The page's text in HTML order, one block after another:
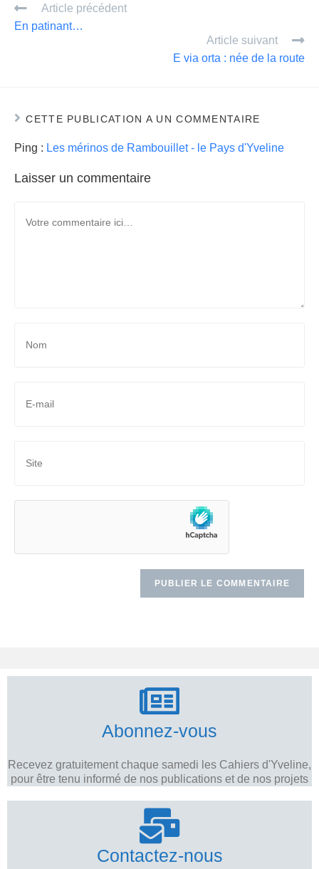
er
Article précédent
En patinant…
Article suivant
E via orta : née de la route
CETTE PUBLICATION A UN COMMENTAIRE
Ping : Les mérinos de Rambouillet - le Pays d'Yveline
Laisser un commentaire
Abonnez-vous
Recevez gratuitement chaque samedi les Cahiers d'Yveline,
pour être tenu informé de nos publications et de nos projets
Contactez-nous